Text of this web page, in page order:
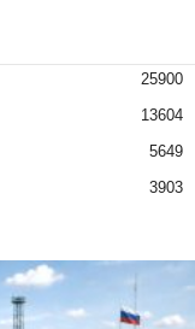
25900
13604
5649
3903